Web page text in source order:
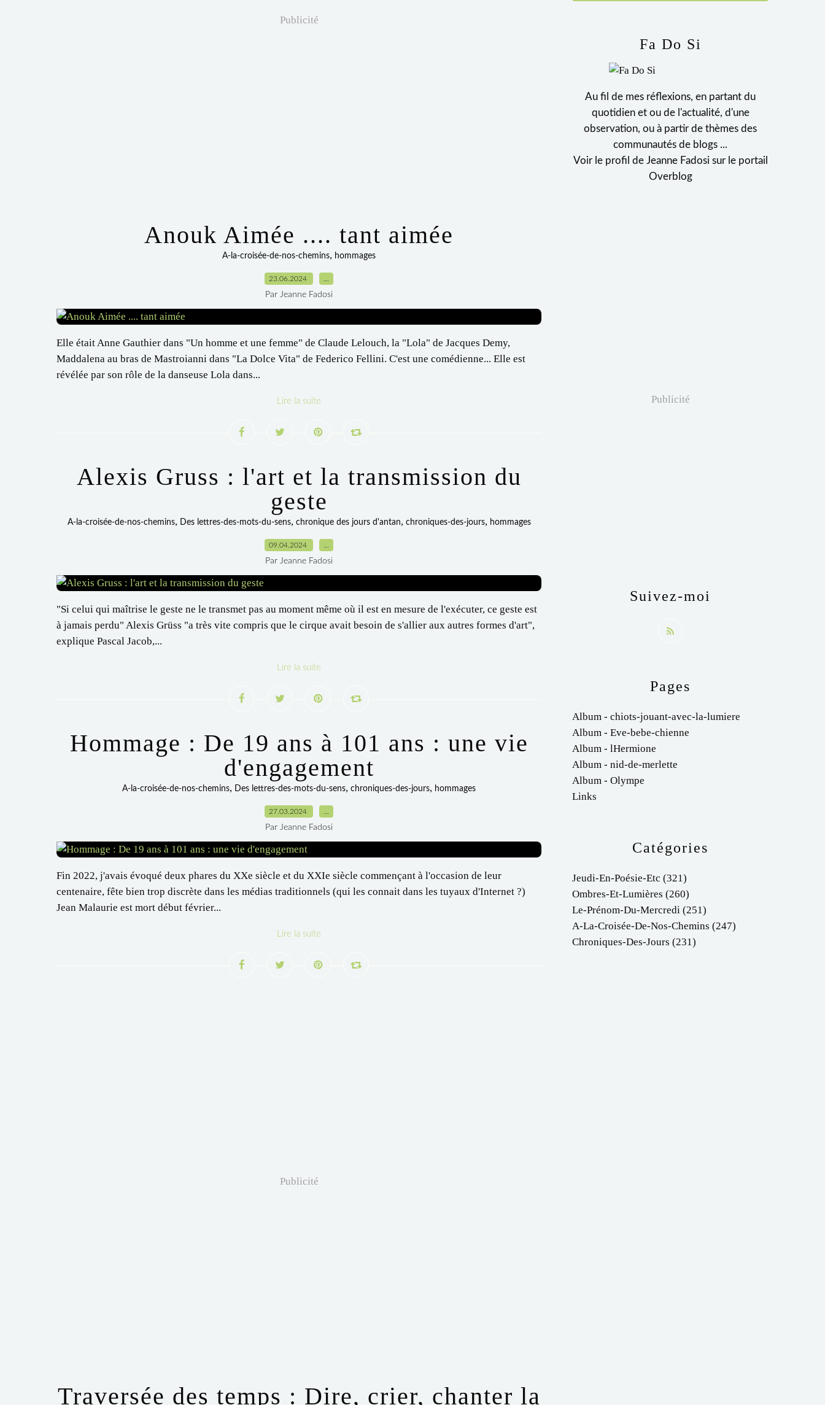
Publicité
Anouk Aimée .... tant aimée
A-la-croisée-de-nos-chemins, hommages
23.06.2024
Par Jeanne Fadosi
Elle était Anne Gauthier dans "Un homme et une femme" de Claude Lelouch, la "Lola" de Jacques Demy,
Maddalena au bras de Mastroianni dans "La Dolce Vita" de Federico Fellini. C'est une comédienne... Elle est
révélée par son rôle de la danseuse Lola dans...
Lire la suite
Alexis Gruss : l'art et la transmission du
geste
A-la-croisée-de-nos-chemins, Des lettres-des-mots-du-sens, chronique des jours d'antan, chroniques-des-jours, hommages
09.04.2024
Par Jeanne Fadosi
"Si celui qui maîtrise le geste ne le transmet pas au moment même où il est en mesure de l'exécuter, ce geste est
à jamais perdu" Alexis Grüss "a très vite compris que le cirque avait besoin de s'allier aux autres formes d'art",
explique Pascal Jacob,...
Lire la suite
Hommage : De 19 ans à 101 ans : une vie
d'engagement
A-la-croisée-de-nos-chemins, Des lettres-des-mots-du-sens, chroniques-des-jours, hommages
27.03.2024
Par Jeanne Fadosi
Fin 2022, j'avais évoqué deux phares du XXe siècle et du XXIe siècle commençant à l'occasion de leur
centenaire, fête bien trop discrète dans les médias traditionnels (qui les connait dans les tuyaux d'Internet ?)
Jean Malaurie est mort début février...
Lire la suite
Publicité
Traversée des temps : Dire, crier, chanter la
Catégories
Jeudi-En-Poésie-Etc (321)
Ombres-Et-Lumières (260)
Le-Prénom-Du-Mercredi (251)
A-La-Croisée-De-Nos-Chemins (247)
Chroniques-Des-Jours (231)
Pages
Album - chiots-jouant-avec-la-lumiere
Album - Eve-bebe-chienne
Album - lHermione
Album - nid-de-merlette
Album - Olympe
Links
Fa Do Si
Au fil de mes réflexions, en partant du
quotidien et ou de l'actualité, d'une
observation, ou à partir de thèmes des
communautés de blogs ...
Voir le profil de Jeanne Fadosi sur le portail
Overblog
Suivez-moi
Publicité